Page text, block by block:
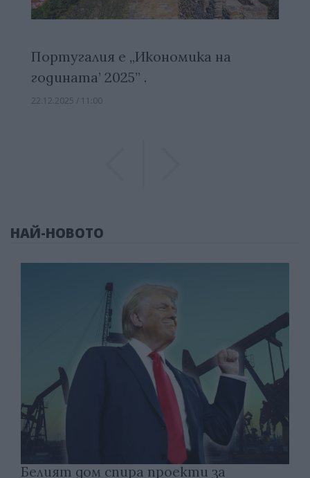
Португалия е „Икономика на
годината’ 2025” .
22.12.2025 / 11:00
НАЙ-НОВОТО
Белият дом спира проекти за